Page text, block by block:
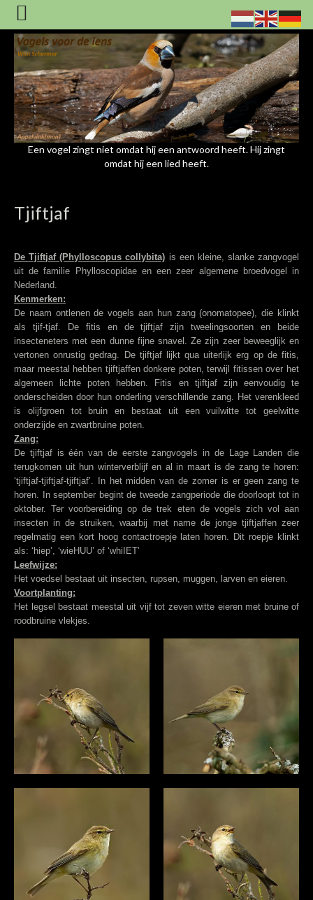
Een vogel zingt niet omdat hij een antwoord heeft. Hij zingt
omdat hij een lied heeft.
Tjiftjaf
De Tjiftjaf (Phylloscopus collybita) is een kleine, slanke zangvogel
uit de familie Phylloscopidae en een zeer algemene broedvogel in
Nederland.
Kenmerken:
De naam ontlenen de vogels aan hun zang (onomatopee), die klinkt
als tjif-tjaf. De fitis en de tjiftjaf zijn tweelingsoorten en beide
insecteneters met een dunne fijne snavel. Ze zijn zeer beweeglijk en
vertonen onrustig gedrag. De tjiftjaf lijkt qua uiterlijk erg op de fitis,
maar meestal hebben tjiftjaffen donkere poten, terwijl fitissen over het
algemeen lichte poten hebben. Fitis en tjiftjaf zijn eenvoudig te
onderscheiden door hun onderling verschillende zang. Het verenkleed
is olijfgroen tot bruin en bestaat uit een vuilwitte tot geelwitte
onderzijde en zwartbruine poten.
Zang:
De tjiftjaf is één van de eerste zangvogels in de Lage Landen die
terugkomen uit hun winterverblijf en al in maart is de zang te horen:
‘tjiftjaf-tjiftjaf-tjiftjaf’. In het midden van de zomer is er geen zang te
horen. In september begint de tweede zangperiode die doorloopt tot in
oktober. Ter voorbereiding op de trek eten de vogels zich vol aan
insecten in de struiken, waarbij met name de jonge tjiftjaffen zeer
regelmatig een kort hoog contactroepje laten horen. Dit roepje klinkt
als: ‘hiep’, ‘wieHUU’ of ‘whiIET’
Leefwijze:
Het voedsel bestaat uit insecten, rupsen, muggen, larven en eieren.
Voortplanting:
Het legsel bestaat meestal uit vijf tot zeven witte eieren met bruine of
roodbruine vlekjes.